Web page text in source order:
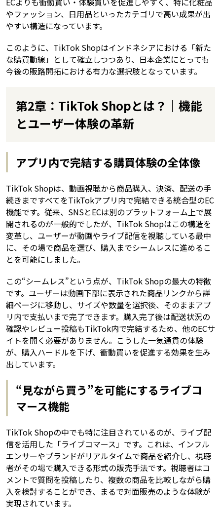
やファッション、日用品といったカテゴリで高い成果が出
やすい構造になっています。
このように、TikTok Shopはインドネシアにおける「新た
な購買動線」として確立しつつあり、日本企業にとっても
今後の販路開拓における有力な選択肢となっています。
第2章：TikTok Shopとは？｜機能
とユーザー体験の革新
アプリ内で完結する購買体験の全体像
TikTok Shopは、動画視聴から商品購入、決済、配送の手
続きまですべてをTikTokアプリ内で完結できる統合型のEC
機能です。従来、SNSとECは別のプラットフォーム上で展
開されるのが一般的でしたが、TikTok Shopはこの構造を
変革し、ユーザーが動画やライブ配信を視聴している最中
に、その場で商品を選び、購入までシームレスに進めるこ
とを可能にしました。
この“シームレス”という点が、TikTok Shopの最大の特徴
です。ユーザーは動画下部に表示された商品リンクから詳
細ページに移動し、サイズや数量を選択後、そのままアプ
リ内で支払いまで完了できます。購入完了後は配送状況の
確認やレビュー投稿もTikTok内で完結するため、他のECサ
イトを開く必要がありません。こうした一気通貫の体験
が、購入ハードルを下げ、衝動買いを促進する効果を生み
出しています。
“見ながら買う”を可能にするライブコ
マース機能
TikTok Shopの中でも特に注目されているのが、ライブ配
信を活用した「ライブコマース」です。これは、インフル
エンサーやブランドがリアルタイムで商品を紹介し、視聴
者がその場で購入できる形式の販売手法です。視聴者はコ
メントで質問を投稿したり、複数の商品を比較しながら購
入を検討することができ、まるで対面販売のような体験が
実現されています。